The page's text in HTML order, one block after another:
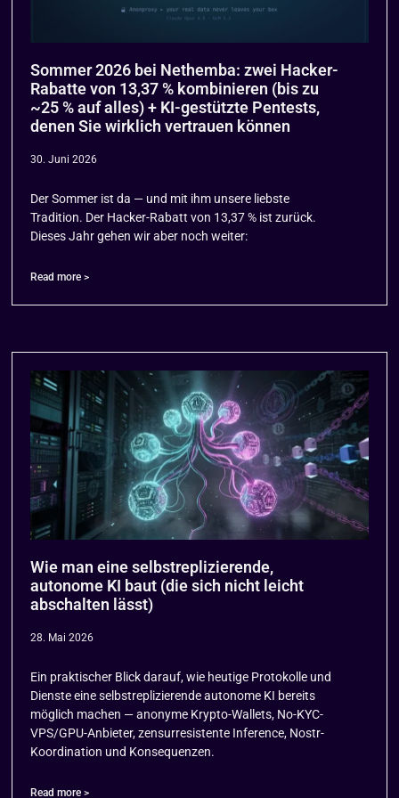
Sommer 2026 bei Nethemba: zwei Hacker-
Rabatte von 13,37 % kombinieren (bis zu
~25 % auf alles) + KI-gestützte Pentests,
denen Sie wirklich vertrauen können
30. Juni 2026
Der Sommer ist da — und mit ihm unsere liebste
Tradition. Der Hacker-Rabatt von 13,37 % ist zurück.
Dieses Jahr gehen wir aber noch weiter:
Read more >
Wie man eine selbstreplizierende,
autonome KI baut (die sich nicht leicht
abschalten lässt)
28. Mai 2026
Ein praktischer Blick darauf, wie heutige Protokolle und
Dienste eine selbstreplizierende autonome KI bereits
möglich machen — anonyme Krypto-Wallets, No-KYC-
VPS/GPU-Anbieter, zensurresistente Inference, Nostr-
Koordination und Konsequenzen.
Read more >